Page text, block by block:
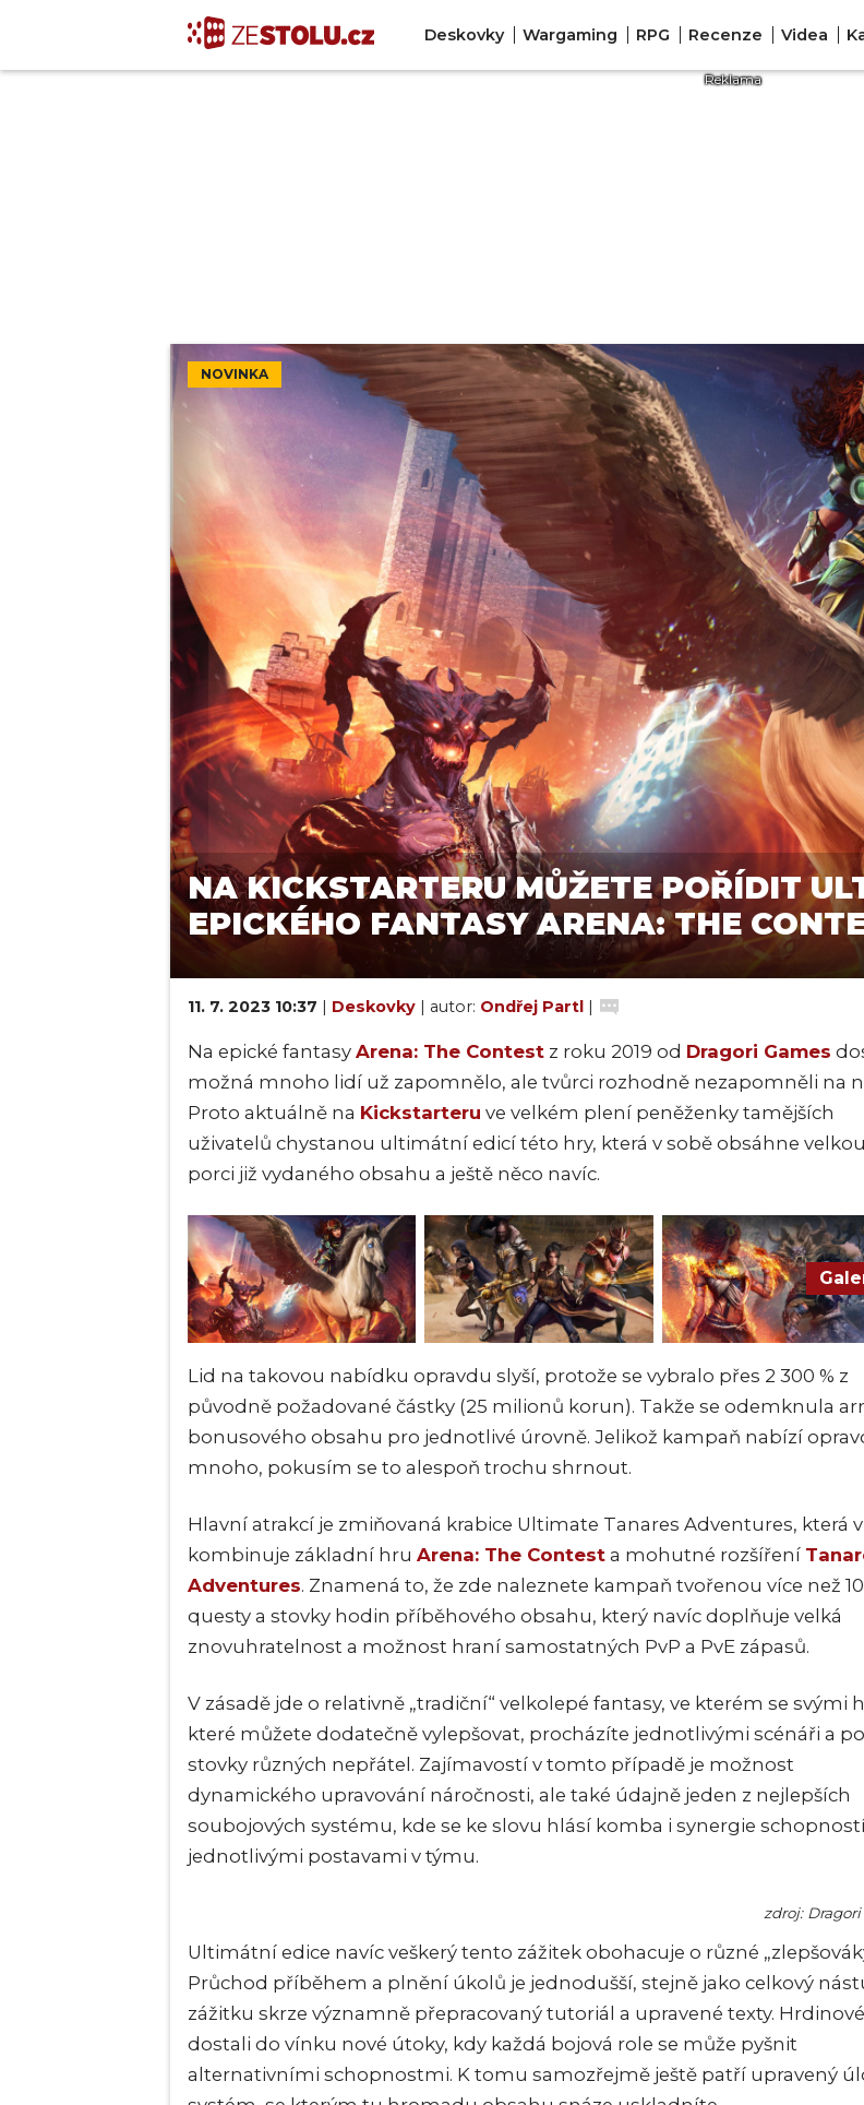
Deskovky Wargaming RPG Recenze Videa
NOVINKA
NA KICKSTARTERU MŮŽETE POŘÍDIT
EPICKÉHO FANTASY ARENA: THE
11. 7. 2023 10:37 | Deskovky | autor: Ondřej Partl |
Na epické fantasy Arena: The Contest z roku 2019 od Dragori Games
možná mnoho lidí už zapomnělo, ale tvůrci rozhodně nezapomněli na
Proto aktuálně na Kickstarteru ve velkém plení peněženky tamějších
uživatelů chystanou ultimátní edicí této hry, která v sobě obsáhne velkou
porci již vydaného obsahu a ještě něco navíc.
Lid na takovou nabídku opravdu slyší, protože se vybralo přes 2 300 % z
původně požadované částky (25 milionů korun). Takže se odemknula
bonusového obsahu pro jednotlivé úrovně. Jelikož kampaň nabízí
mnoho, pokusím se to alespoň trochu shrnout.
Hlavní atrakcí je zmiňovaná krabice Ultimate Tanares Adventures, která
kombinuje základní hru Arena: The Contest a mohutné rozšíření
Adventures. Znamená to, že zde naleznete kampaň tvořenou více než
questy a stovky hodin příběhového obsahu, který navíc doplňuje velká
znovuhratelnost a možnost hraní samostatných PvP a PvE zápasů.
V zásadě jde o relativně „tradiční“ velkolepé fantasy, ve kterém se svými
které můžete dodatečně vylepšovat, procházíte jednotlivými scénáři a
stovky různých nepřátel. Zajímavostí v tomto případě je možnost
dynamického upravování náročnosti, ale také údajně jeden z nejlepších
soubojových systému, kde se ke slovu hlásí komba i synergie
jednotlivými postavami v týmu.
zdroj: Dragori
Ultimátní edice navíc veškerý tento zážitek obohacuje o různé
Průchod příběhem a plnění úkolů je jednodušší, stejně jako celkový
zážitku skrze významně přepracovaný tutoriál a upravené texty. Hrdinové
dostali do vínku nové útoky, kdy každá bojová role se může pyšnit
alternativními schopnostmi. K tomu samozřejmě ještě patří upravený